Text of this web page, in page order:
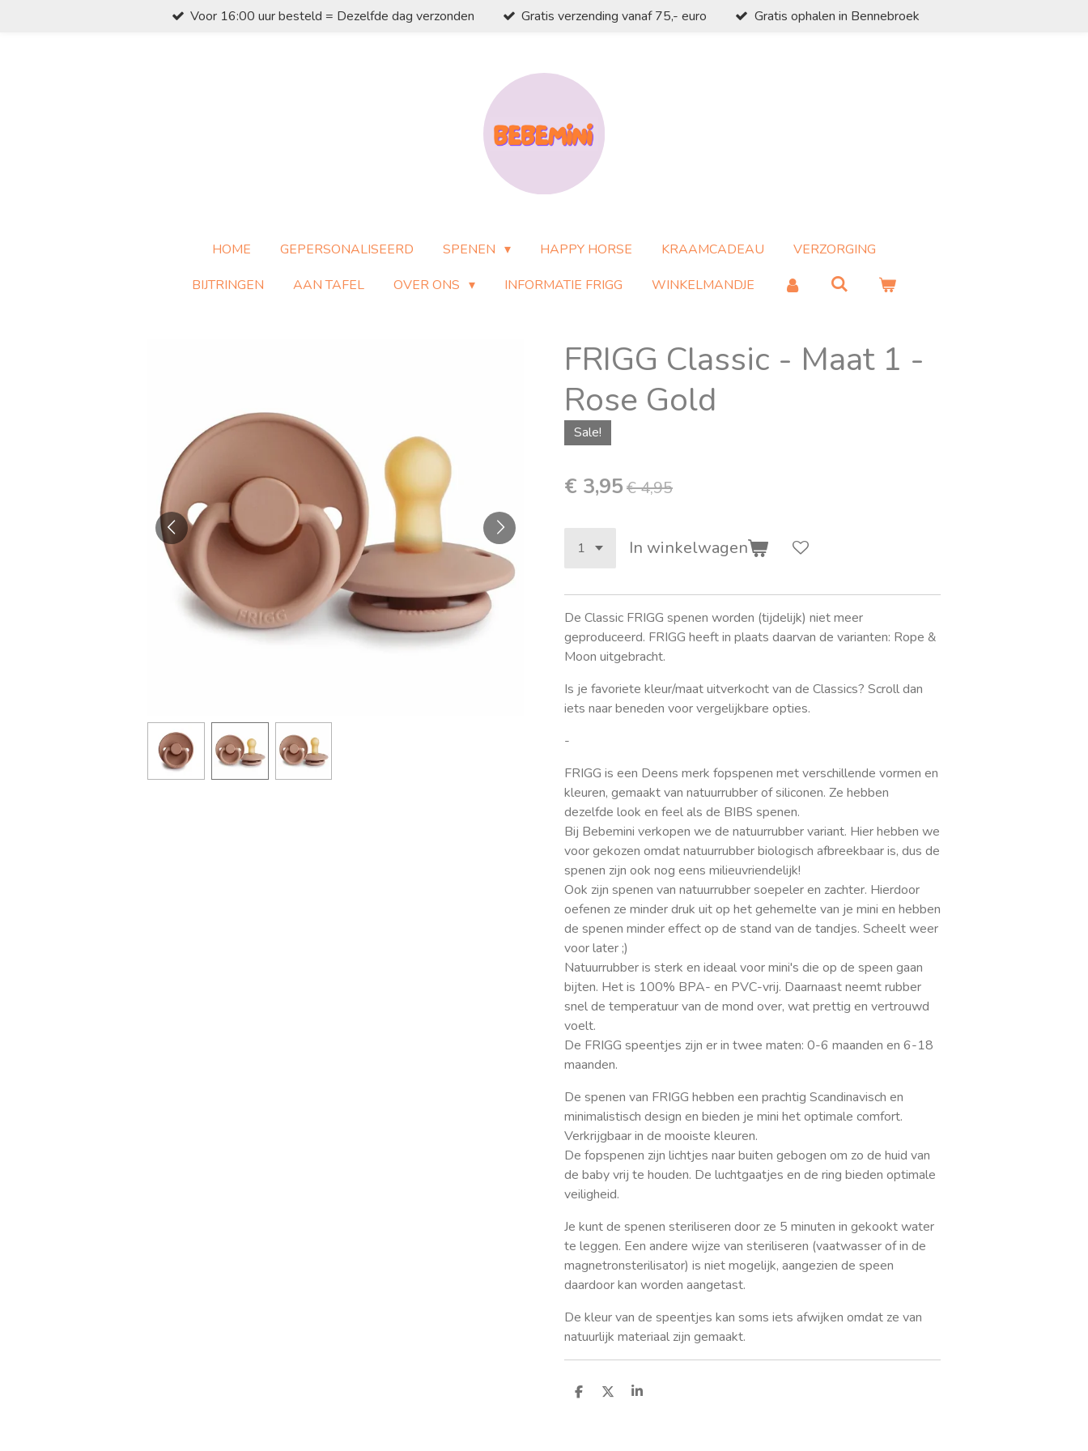
Voor 16:00 uur besteld = Dezelfde dag verzonden Gratis verzending vanaf 75,- euro Gratis ophalen in Bennebroek
HOME GEPERSONALISEERD SPENEN HAPPY HORSE KRAAMCADEAU
VERZORGING
BIJTRINGEN
AAN TAFEL OVER ONS INFORMATIE FRIGG WINKELMANDJE
FRIGG Classic - Maat 1 -
Rose Gold
Sale!
€ 3,95€ 4,95
In winkelwagen
De Classic FRIGG spenen worden (tijdelijk) niet meer
geproduceerd. FRIGG heeft in plaats daarvan de varianten: Rope &
Moon uitgebracht.
Is je favoriete kleur/maat uitverkocht van de Classics? Scroll dan
iets naar beneden voor vergelijkbare opties.
-
FRIGG is een Deens merk fopspenen met verschillende vormen en
kleuren, gemaakt van natuurrubber of siliconen. Ze hebben
dezelfde look en feel als de BIBS spenen.
Bij Bebemini verkopen we de natuurrubber variant. Hier hebben we
voor gekozen omdat natuurrubber biologisch afbreekbaar is, dus de
spenen zijn ook nog eens milieuvriendelijk!
Ook zijn spenen van natuurrubber soepeler en zachter. Hierdoor
oefenen ze minder druk uit op het gehemelte van je mini en hebben
de spenen minder effect op de stand van de tandjes. Scheelt weer
voor later ;)
Natuurrubber is sterk en ideaal voor mini's die op de speen gaan
bijten. Het is 100% BPA- en PVC-vrij. Daarnaast neemt rubber
snel de temperatuur van de mond over, wat prettig en vertrouwd
voelt.
De FRIGG speentjes zijn er in twee maten: 0-6 maanden en 6-18
maanden.
De spenen van FRIGG hebben een prachtig Scandinavisch en
minimalistisch design en bieden je mini het optimale comfort.
Verkrijgbaar in de mooiste kleuren.
De fopspenen zijn lichtjes naar buiten gebogen om zo de huid van
de baby vrij te houden. De luchtgaatjes en de ring bieden optimale
veiligheid.
Je kunt de spenen steriliseren door ze 5 minuten in gekookt water
te leggen. Een andere wijze van steriliseren (vaatwasser of in de
magnetronsterilisator) is niet mogelijk, aangezien de speen
daardoor kan worden aangetast.
De kleur van de speentjes kan soms iets afwijken omdat ze van
natuurlijk materiaal zijn gemaakt.
D
D
S